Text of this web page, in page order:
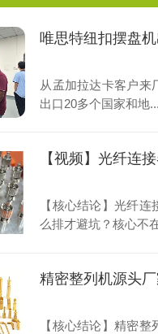
从孟加拉达卡客户来
出口20多个国家和地...
【核心结论】光纤
么排才避坑？核心不
【核心结论】精密